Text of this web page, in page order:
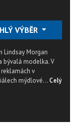
VÝBĚR
Lindsay Morgan
bývalá modelka. V
v
mýdlové... Celý